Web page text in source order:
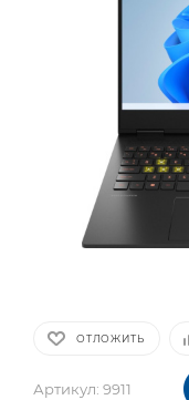
ОТЛОЖИТЬ
Артикул: 9911